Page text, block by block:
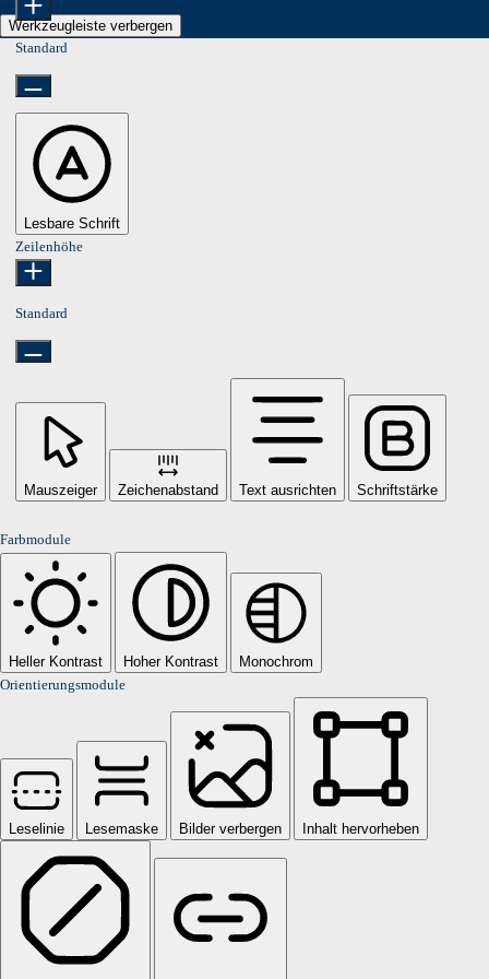
Werkzeugleiste verbergen
Standard
Lesbare Schrift
Zeilenhöhe
Standard
Mauszeiger Zeichenabstand Text ausrichten Schriftstärke
Farbmodule
Heller Kontrast Hoher Kontrast
Monochrom
Orientierungsmodule
Leselinie Lesemaske Bilder verbergen Inhalt hervorheben